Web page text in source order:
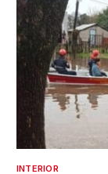
INTERIOR